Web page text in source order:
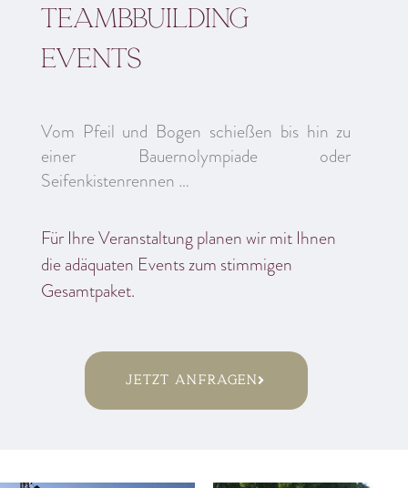
Teambbuilding
Events
Vom Pfeil und Bogen schießen bis hin zu
einer Bauernolympiade oder
Seifenkistenrennen …
Für Ihre Veranstaltung planen wir mit Ihnen
die adäquaten Events zum stimmigen
Gesamtpaket.
jetzt anfragen